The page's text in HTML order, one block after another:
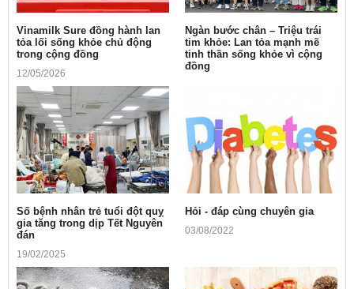
Vinamilk Sure đồng hành lan
tỏa lối sống khỏe chủ động
trong cộng đồng
12/05/2026
Ngàn bước chân – Triệu trái
tim khỏe: Lan tỏa mạnh mẽ
tinh thần sống khỏe vì cộng
đồng
Số bệnh nhân trẻ tuổi đột quỵ
gia tăng trong dịp Tết Nguyên
đán
19/02/2025
Hỏi - đáp cùng chuyên gia
03/08/2022